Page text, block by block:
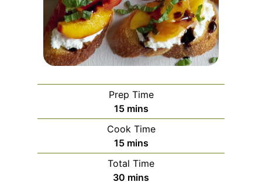
Prep Time
15m
i
n
u
t
e
mins
Cook Time
15m
i
n
mins
Total Time
30 m
mins